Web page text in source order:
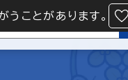
うことがあります。